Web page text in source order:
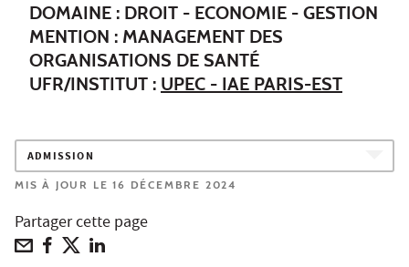
DOMAINE : DROIT - ECONOMIE - GESTION
MENTION : MANAGEMENT DES
ORGANISATIONS DE SANTÉ
UFR/INSTITUT : UPEC - IAE PARIS-EST
ADMISSION
MIS À JOUR LE 16 DÉCEMBRE 2024
Partager cette page